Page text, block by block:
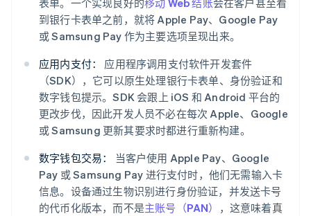
表单。一个实现良好的移动 Web 结账会在客户甚至看
到银行卡表单之前，就将 Apple Pay、Google Pay
或 Samsung Pay 作为主要选项呈现出来。
应用内支付：
应用程序调用支付软件开发套件
（SDK），它可以原生处理银行卡表单、身份验证和
数字钱包提示。SDK 会跟上 iOS 和 Android 平台的
更改步伐，因此开发人员不必在每次 Apple、Google
或 Samsung 更新其要求时都进行重新构建。
数字钱包交易：
当客户使用 Apple Pay、Google
Pay 或 Samsung Pay 进行支付时，他们无需输入卡
信息。设备通过生物识别进行身份验证，并发送卡号
的代币化版本，而不是主账号（PAN）
，这意味着真